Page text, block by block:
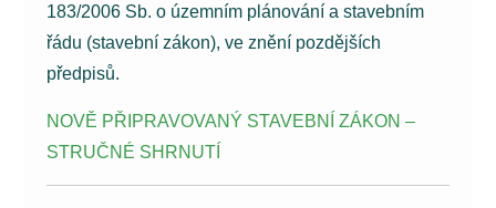
183/2006 Sb. o územním plánování a stavebním
řádu (stavební zákon), ve znění pozdějších
předpisů.
NOVĚ PŘIPRAVOVANÝ STAVEBNÍ ZÁKON –
STRUČNÉ SHRNUTÍ